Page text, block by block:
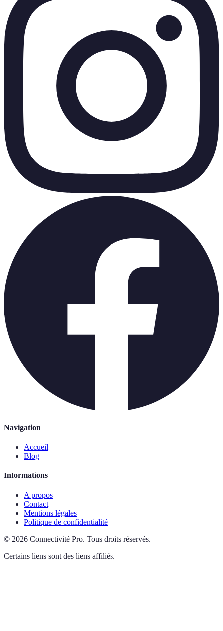
Navigation
Accueil
Blog
Informations
A propos
Contact
Mentions légales
Politique de confidentialité
© 2026 Connectivité Pro. Tous droits réservés.
Certains liens sont des liens affiliés.